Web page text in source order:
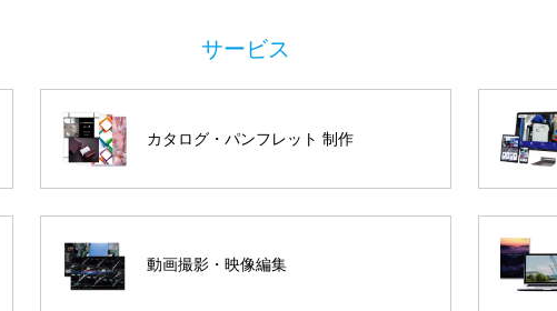
カタログ・パンフレット 制作
動画撮影・映像編集